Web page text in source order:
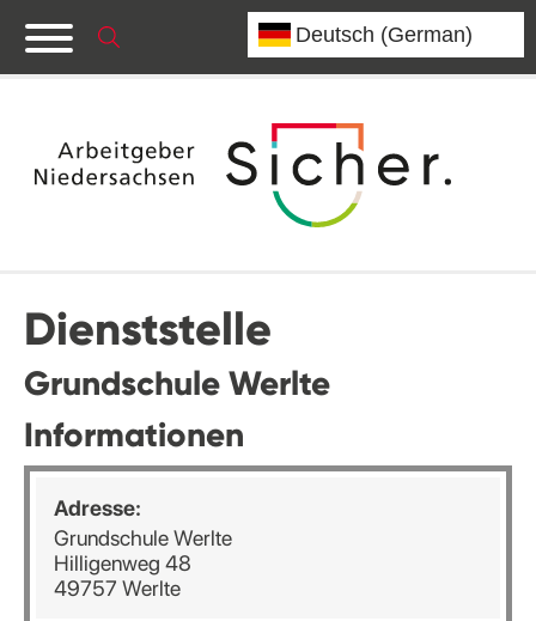
Dienststelle
Grundschule Werlte
Informationen
Adresse:
Grundschule Werlte
Hilligenweg 48
49757 Werlte